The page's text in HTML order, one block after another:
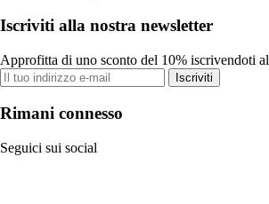
Iscriviti alla nostra newsletter
Approfitta di uno sconto del 10% iscrivendoti
Iscriviti
Rimani connesso
Seguici sui social